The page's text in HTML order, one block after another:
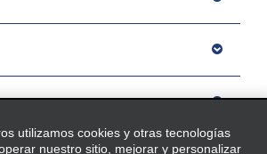
utilizamos cookies y otras tecnologías
nuestro sitio, mejorar y personalizar